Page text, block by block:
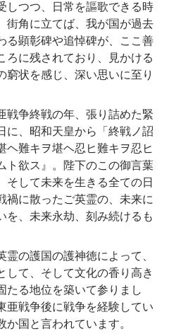
しつつ、日常を謳歌できる時
街角に立てば、我が国が過去
る顕彰碑や追悼碑が、ここ善
ろに残されており、見かける
窮状を感じ、深い思いに至り
戦争終戦の年、張り詰めた緊
に、昭和天皇から「終戦ノ詔
ヘ難キヲ堪ヘ忍ヒ難キヲ忍ヒ
ト欲ス』。陛下のこの御言葉
そして未来を生きる全ての日
禍に散ったご英霊の、未来に
を、未来永劫、刻み続けるも
の護国の護神徳によって、
して、そして文化の香り高き
たる地位を築いて参りまし
亜戦争後に戦争を経験してい
国と言われています。